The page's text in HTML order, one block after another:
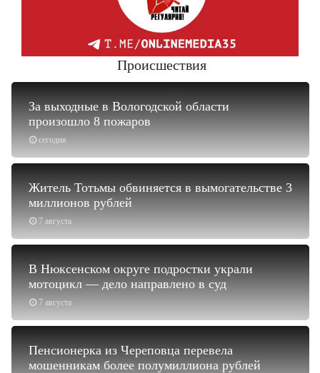
Происшествия
сегодня
За выходные в Вологодской области
произошло 8 пожаров
7 августа
Житель Тотьмы обвиняется в вымогательстве 3
миллионов рублей
7 августа
В Нюксенском округе подростки украли
мотоцикл — дело направлено в суд
Пенсионерка из Череповца перевела
мошенникам более полумиллиона рублей